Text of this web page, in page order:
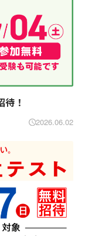
待！
2026.06.02